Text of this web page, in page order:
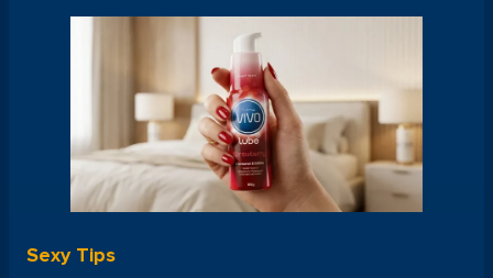
Sexy Tips